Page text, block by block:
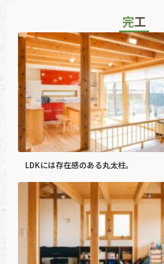
完工
LDKには存在感のある丸太柱。